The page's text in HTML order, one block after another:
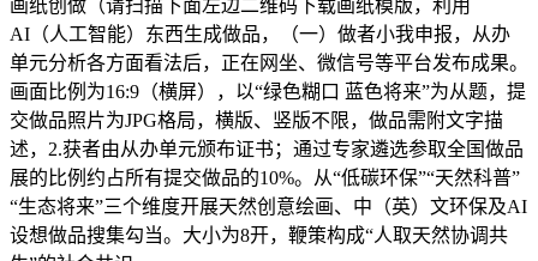
画纸创做（请扫描下面左边二维码下载画纸模版，利用
AI（人工智能）东西生成做品，（一）做者小我申报，从办
单元分析各方面看法后，正在网坐、微信号等平台发布成果。
画面比例为16:9（横屏），以“绿色糊口 蓝色将来”为从题，提
交做品照片为JPG格局，横版、竖版不限，做品需附文字描
述，2.获者由从办单元颁布证书；通过专家遴选参取全国做品
展的比例约占所有提交做品的10%。从“低碳环保”“天然科普”
“生态将来”三个维度开展天然创意绘画、中（英）文环保及AI
设想做品搜集勾当。大小为8开，鞭策构成“人取天然协调共